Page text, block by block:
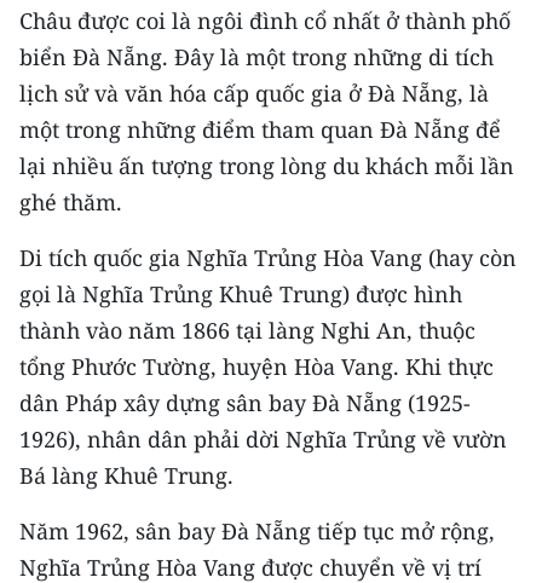
Châu được coi là ngôi đình cổ nhất ở thành phố
biển Đà Nẵng. Đây là một trong những di tích
lịch sử và văn hóa cấp quốc gia ở Đà Nẵng, là
một trong những điểm tham quan Đà Nẵng để
lại nhiều ấn tượng trong lòng du khách mỗi lần
ghé thăm.
Di tích quốc gia Nghĩa Trủng Hòa Vang (hay còn
gọi là Nghĩa Trủng Khuê Trung) được hình
thành vào năm 1866 tại làng Nghi An, thuộc
tổng Phước Tường, huyện Hòa Vang. Khi thực
dân Pháp xây dựng sân bay Đà Nẵng (1925-
1926), nhân dân phải dời Nghĩa Trủng về vườn
Bá làng Khuê Trung.
Năm 1962, sân bay Đà Nẵng tiếp tục mở rộng,
Nghĩa Trủng Hòa Vang được chuyển về vị trí